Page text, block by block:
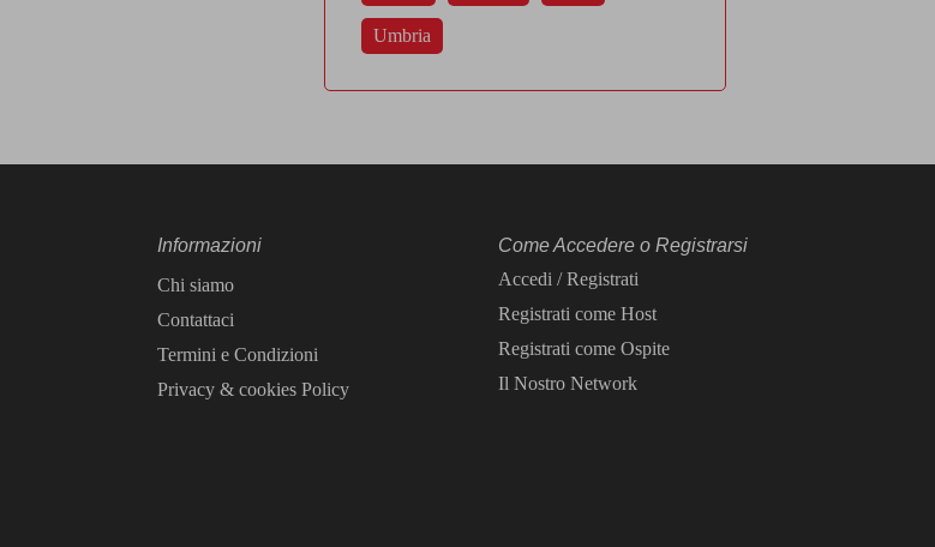
Umbria
Informazioni
Chi siamo
Contattaci
Termini e Condizioni
Privacy & cookies Policy​
Come Accedere o Registrarsi
Accedi / Registrati
Registrati come Host
Registrati come Ospite
Il Nostro Network